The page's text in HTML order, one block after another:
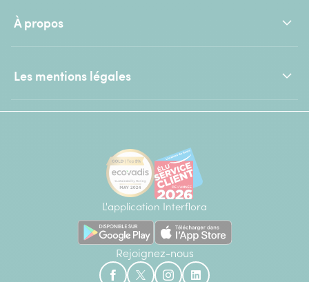
À propos
Les mentions légales
L'application Interflora
Rejoignez-nous